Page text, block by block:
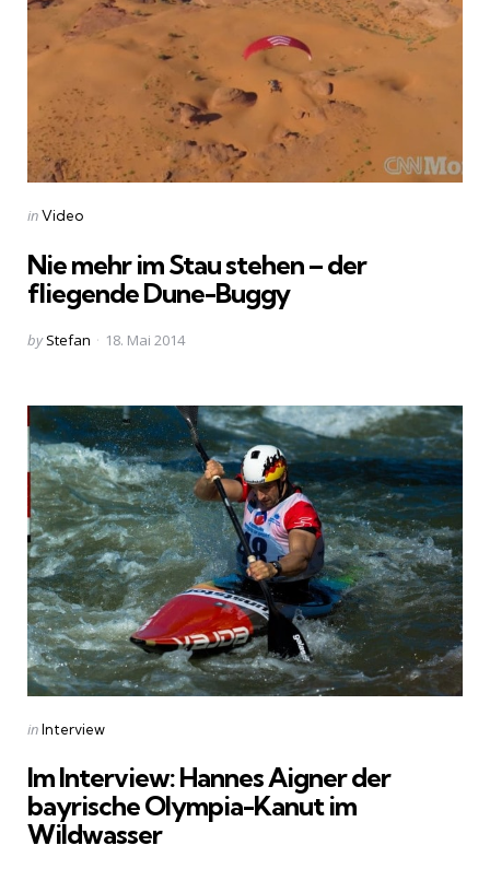
Categories
Posted
inVideo
Nie mehr im Stau stehen – der
fliegende Dune-Buggy
Posted
by Stefan 18. Mai 2014
Categories
Posted
inInterview
Im Interview: Hannes Aigner der
bayrische Olympia-Kanut im
Wildwasser